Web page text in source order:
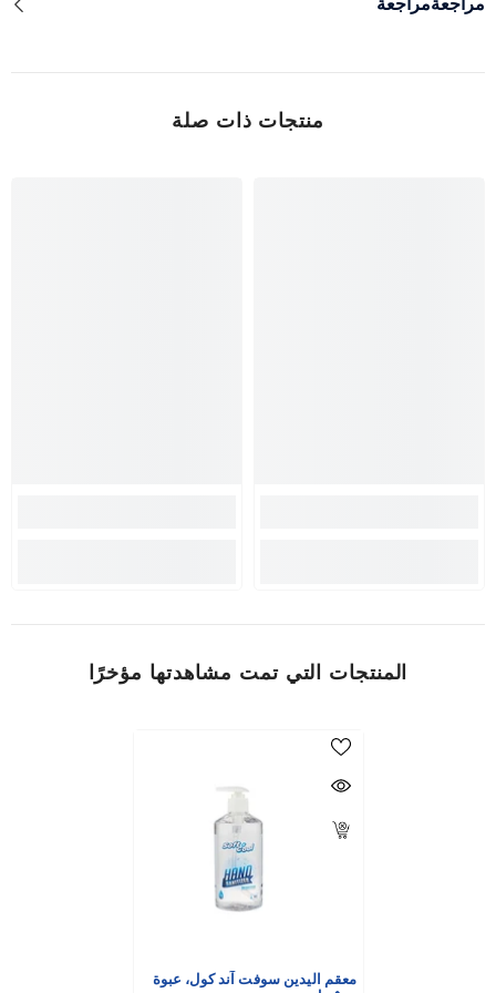
مراجعةمراجعة
منتجات ذات صلة
المنتجات التي تمت مشاهدتها مؤخرًا
معقم اليدين سوفت آند كول، عبوة